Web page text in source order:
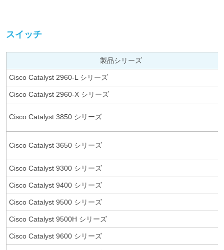
スイッチ
製品シリーズ
Cisco Catalyst 2960-L シリーズ
Cisco Catalyst 2960-X シリーズ
Cisco Catalyst 3850 シリーズ
Cisco Catalyst 3650 シリーズ
Cisco Catalyst 9300 シリーズ
Cisco Catalyst 9400 シリーズ
Cisco Catalyst 9500 シリーズ
Cisco Catalyst 9500H シリーズ
Cisco Catalyst 9600 シリーズ